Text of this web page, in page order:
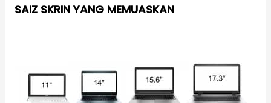
SAIZ SKRIN YANG MEMUASKAN